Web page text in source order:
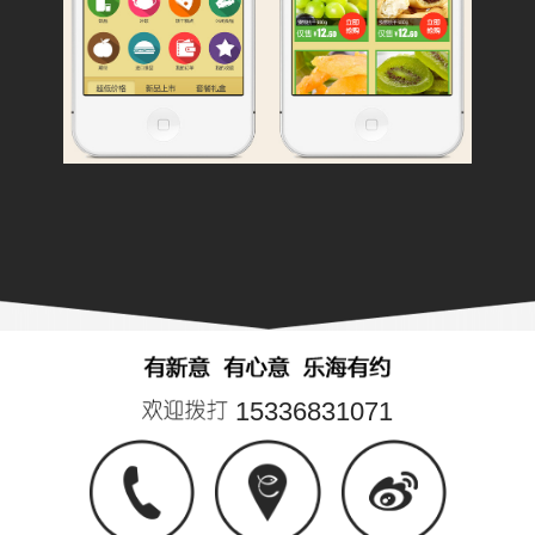
15336831071